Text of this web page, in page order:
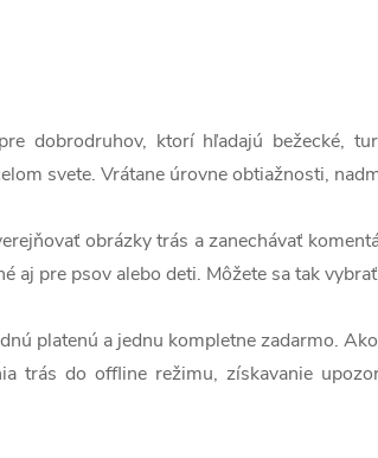
dobrodruhov, ktorí hľadajú bežecké,
svete. Vrátane úrovne obtiažnosti,
obrázky trás a zanechávať
aj pre psov alebo deti. Môžete sa tak
platenú a jednu kompletne zadarmo.
trás do offline režimu, získavanie